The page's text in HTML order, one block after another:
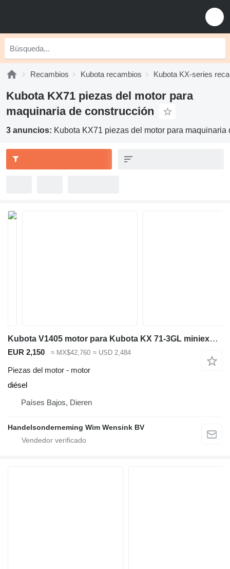
Recambios Kubota recambios Kubota KX-series
Kubota KX71 piezas del motor para
maquinaria de construcción
3 anuncios: Kubota KX71 piezas del motor para maquinaria
Kubota V1405 motor para Kubota KX 71-3GL miniexcavadora
EUR 2,150 ≈ MX$42,760 ≈ USD 2,484
Piezas del motor - motor
diésel
Países Bajos, Dieren
Handelsonderneming Wim Wensink BV